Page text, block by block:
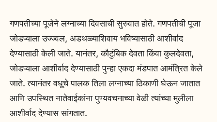
गणपतीच्या पूजेने लग्नाच्या दिवसाची सुरुवात होते. गणपतीची पूजा
जोडप्याला उज्ज्वल, अडथळ्याशिवाय भविष्यासाठी आशीर्वाद
देण्यासाठी केली जाते. यानंतर, कौटुंबिक देवता किंवा कुलदेवता,
जोडप्याला आशीर्वाद देण्यासाठी पुन्हा एकदा मंडपात आमंत्रित केले
जाते. त्यानंतर वधूचे पालक तिला लग्नाच्या ठिकाणी घेऊन जातात
आणि उपस्थित नातेवाईकांना पुण्यवचनाच्या वेळी त्यांच्या मुलीला
आशीर्वाद देण्यास सांगतात.